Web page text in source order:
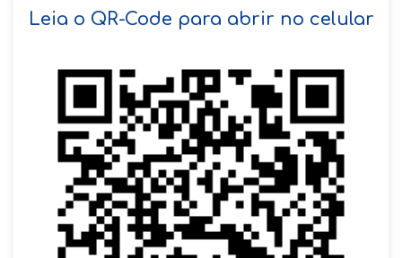
Leia o QR-Code para abrir no celular